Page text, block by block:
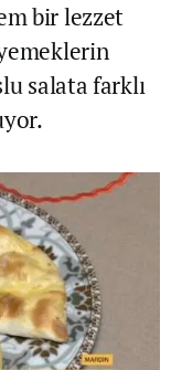
bir lezzet
salata farklı